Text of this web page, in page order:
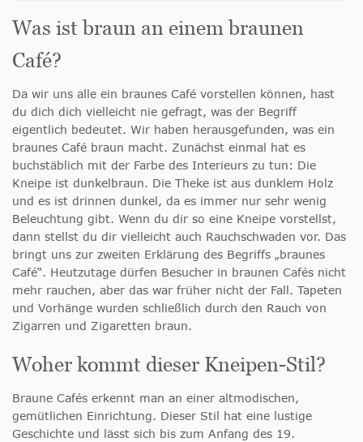
Was ist braun an einem braunen
Café?
Da wir uns alle ein braunes Café vorstellen können, hast
du dich dich vielleicht nie gefragt, was der Begriff
eigentlich bedeutet. Wir haben herausgefunden, was ein
braunes Café braun macht. Zunächst einmal hat es
buchstäblich mit der Farbe des Interieurs zu tun: Die
Kneipe ist dunkelbraun. Die Theke ist aus dunklem Holz
und es ist drinnen dunkel, da es immer nur sehr wenig
Beleuchtung gibt. Wenn du dir so eine Kneipe vorstellst,
dann stellst du dir vielleicht auch Rauchschwaden vor. Das
bringt uns zur zweiten Erklärung des Begriffs „braunes
Café“. Heutzutage dürfen Besucher in braunen Cafés nicht
mehr rauchen, aber das war früher nicht der Fall. Tapeten
und Vorhänge wurden schließlich durch den Rauch von
Zigarren und Zigaretten braun.
Woher kommt dieser Kneipen-Stil?
Braune Cafés erkennt man an einer altmodischen,
gemütlichen Einrichtung. Dieser Stil hat eine lustige
Geschichte und lässt sich bis zum Anfang des 19.